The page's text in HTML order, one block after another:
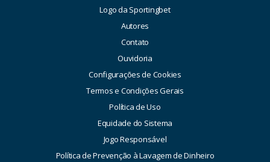
Logo da Sportingbet
Autores
Contato
Ouvidoria
Configurações de Cookies
Termos e Condições Gerais
Política de Uso
Equidade do Sistema
Jogo Responsável
Política de Prevenção à Lavagem de Dinheiro